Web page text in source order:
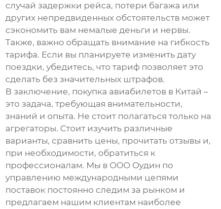
случай задержки рейса, потери багажа или
других непредвиденных обстоятельств может
сэкономить вам немалые деньги и нервы.
Также, важно обращать внимание на гибкость
тарифа. Если вы планируете изменить дату
поездки, убедитесь, что тариф позволяет это
сделать без значительных штрафов.
В заключение, покупка авиабилетов в Китай –
это задача, требующая внимательности,
знаний и опыта. Не стоит полагаться только на
агрегаторы. Стоит изучить различные
варианты, сравнить цены, прочитать отзывы и,
при необходимости, обратиться к
профессионалам. Мы в ООО Оудин по
управлению международными цепями
поставок постоянно следим за рынком и
предлагаем нашим клиентам наиболее